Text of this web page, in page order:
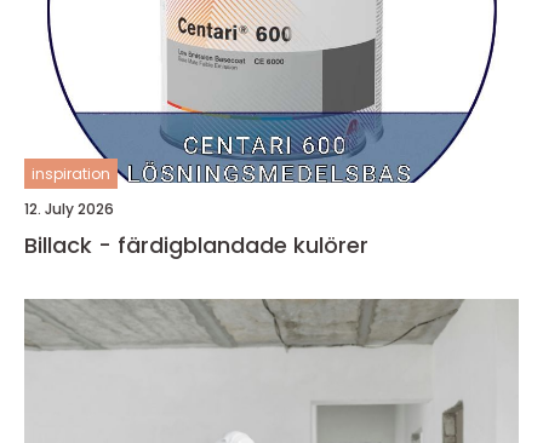
inspiration
12. July 2026
Billack - färdigblandade kulörer